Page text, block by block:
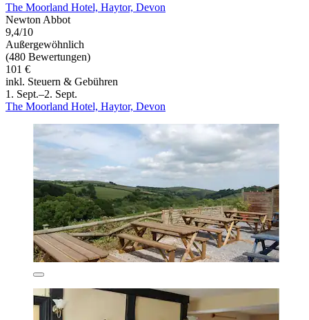
The Moorland Hotel, Haytor, Devon
Newton Abbot
9,4/10
Außergewöhnlich
(480 Bewertungen)
101 €
inkl. Steuern & Gebühren
1. Sept.–2. Sept.
The Moorland Hotel, Haytor, Devon